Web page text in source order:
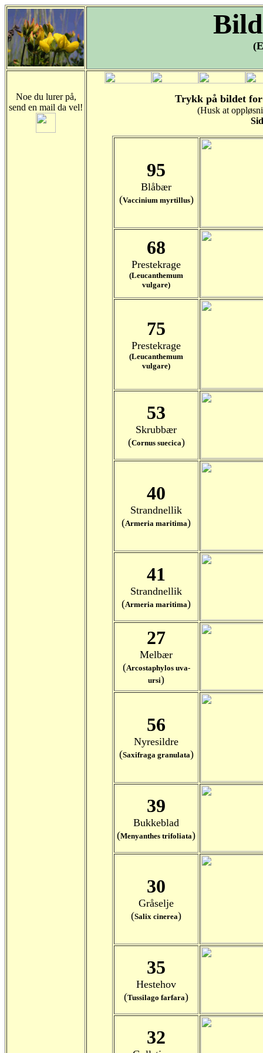
Noe du lurer på,
send en mail da vel!
Trykk på bildet for
(Husk at
95
Blåbær
(Vaccinium myrtillus)
68
Prestekrage
(Leucanthemum
vulgare)
75
Prestekrage
(Leucanthemum
vulgare)
53
Skrubbær
(Cornus suecica)
40
Strandnellik
(Armeria maritima)
41
Strandnellik
(Armeria maritima)
27
Melbær
(Arcostaphylos uva-
ursi)
56
Nyresildre
(Saxifraga granulata)
39
Bukkeblad
(Menyanthes trifoliata)
30
Gråselje
(Salix cinerea)
35
Hestehov
(Tussilago farfara)
32